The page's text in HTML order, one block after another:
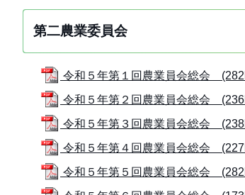
第二農業委員会
令和５年第１回農業員会総会
令和５年第２回農業員会総会
令和５年第３回農業員会総会
令和５年第４回農業員会総会
令和５年第５回農業員会総会